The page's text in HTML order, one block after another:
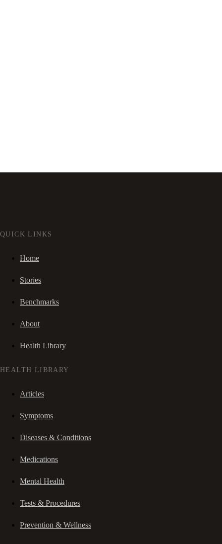
QUICK LINKS
Home
Stories
Benchmarks
About
Health Library
HEALTH LIBRARY
Articles
Symptoms
Diseases & Conditions
Medications
Mental Health
Tests & Procedures
Prevention & Wellness